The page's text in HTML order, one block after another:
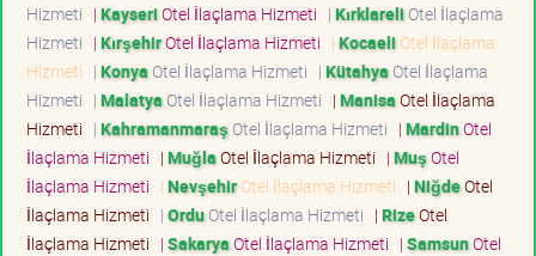
Hizmeti | KayseriOtel İlaçlama Hizmeti | Kırklareli Otel İlaçlama
Hizmeti | KırşehirOtel İlaçlama Hizmeti | Kocaeli Otel İlaçlama
Hizmeti | Konya Otel İlaçlama Hizmeti | Kütahya Otel İlaçlama
Hizmeti | Malatya Otel İlaçlama Hizmeti | ManisaOtel İlaçlama
Hizmeti | Kahramanmaraş Otel İlaçlama Hizmeti | MardinOtel
İlaçlama Hizmeti | MuğlaOtel İlaçlama Hizmeti | MuşOtel
İlaçlama Hizmeti | NevşehirOtel İlaçlama Hizmeti | NiğdeOtel
İlaçlama Hizmeti | OrduOtel İlaçlama Hizmeti | RizeOtel
İlaçlama Hizmeti | SakaryaOtel İlaçlama Hizmeti | SamsunOtel